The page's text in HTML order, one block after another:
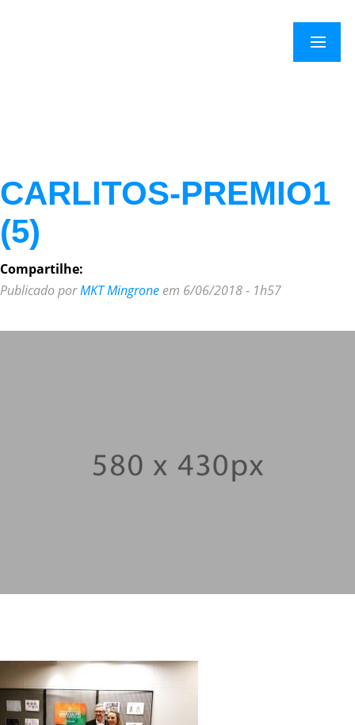
×
Menu
CARLITOS-PREMIO1
(5)
Compartilhe:
Publicado porMKT Mingrone em 6/06/2018 - 1h57